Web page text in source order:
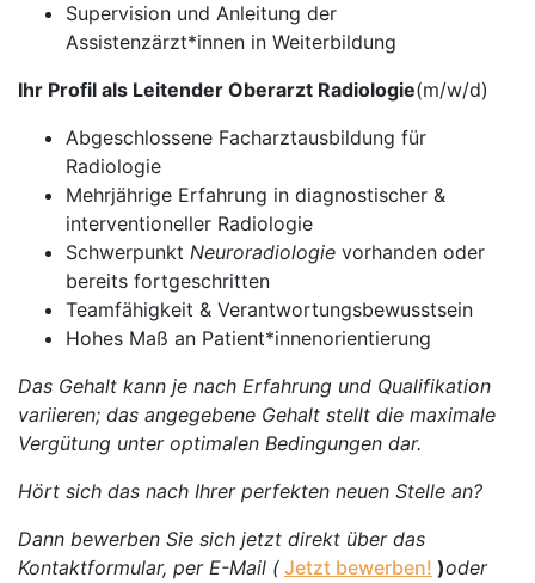
Supervision und Anleitung der
Assistenzärzt*innen in Weiterbildung
Ihr Profil als Leitender Oberarzt Radiologie(m/w/d)
Abgeschlossene Facharztausbildung für
Radiologie
Mehrjährige Erfahrung in diagnostischer &
interventioneller Radiologie
Schwerpunkt Neuroradiologie vorhanden oder
bereits fortgeschritten
Teamfähigkeit & Verantwortungsbewusstsein
Hohes Maß an Patient*innenorientierung
Das Gehalt kann je nach Erfahrung und Qualifikation
variieren; das angegebene Gehalt stellt die maximale
Vergütung unter optimalen Bedingungen dar.
Hört sich das nach Ihrer perfekten neuen Stelle an?
Dann bewerben Sie sich jetzt direkt über das
Kontaktformular, per E-Mail ( Jetzt bewerben! )oder